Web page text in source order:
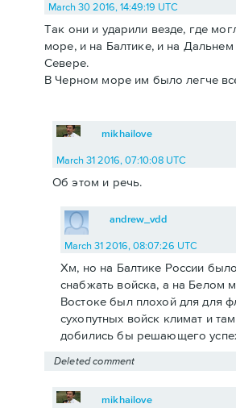
March 30 2016, 14:49:19 UTC
Так они и ударили везде, где
море, и на Балтике, и на Дальнем
Севере.
В Черном море им было легче
mikhailove
March 31 2016, 07:10:08 UTC
Об этом и речь.
andrew_vdd
March 31 2016, 08:07:26 UTC
Хм, но на Балтике России
снабжать войска, а на Белом
Востоке был плохой для для
сухопутных войск климат и
добились бы решающего
Deleted comment
mikhailove